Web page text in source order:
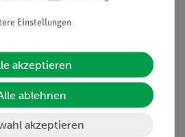
Einstellungen
akzeptieren
ablehnen
akzeptieren